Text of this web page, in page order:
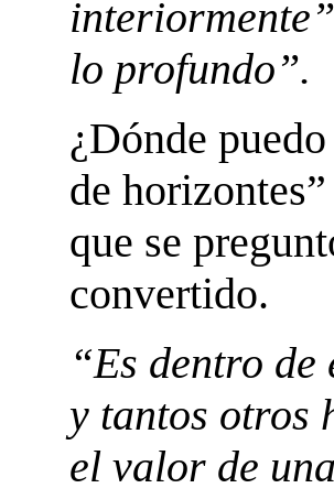
lo profundo”.
¿Dónde
de
que se
convertido.
“Es dentro de
y tantos otros
el valor de